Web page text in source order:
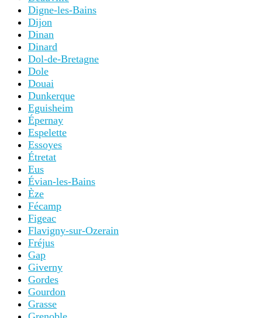
Digne-les-Bains
Dijon
Dinan
Dinard
Dol-de-Bretagne
Dole
Douai
Dunkerque
Eguisheim
Épernay
Espelette
Essoyes
Étretat
Eus
Évian-les-Bains
Èze
Fécamp
Figeac
Flavigny-sur-Ozerain
Fréjus
Gap
Giverny
Gordes
Gourdon
Grasse